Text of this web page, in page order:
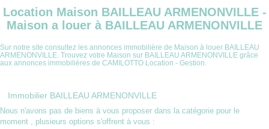
Location Maison BAILLEAU ARMENONVILLE -
Maison a louer à BAILLEAU ARMENONVILLE
Sur notre site consultez les annonces immobilière de Maison à louer BAILLEAU
ARMENONVILLE. Trouvez votre Maison sur BAILLEAU ARMENONVILLE grâce
aux annonces immobilières de CAMILOTTO Location - Gestion.
Immobilier BAILLEAU ARMENONVILLE
Nous n'avons pas de biens à vous proposer dans la catégorie pour le
moment , plusieurs options s'offrent à vous :